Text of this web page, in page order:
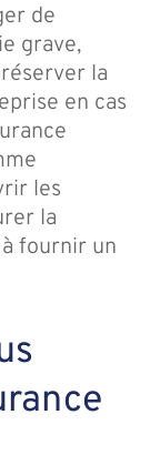
de
grave,
la
en cas
les
la
fournir un